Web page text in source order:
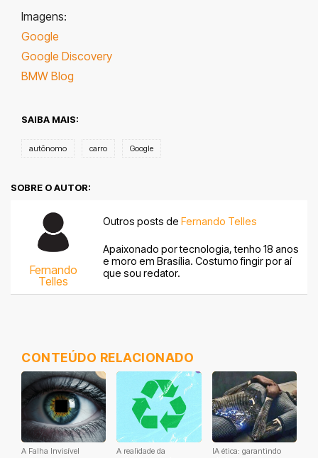
Imagens:
Google
Google Discovery
BMW Blog
SAIBA MAIS:
autônomo carro Google
SOBRE O AUTOR:
Fernando
Telles
Outros posts de Fernando Telles
Apaixonado por tecnologia, tenho 18 anos
e moro em Brasília. Costumo fingir por aí
que sou redator.
CONTEÚDO RELACIONADO
A Falha Invisível
A realidade da
IA ética: garantindo